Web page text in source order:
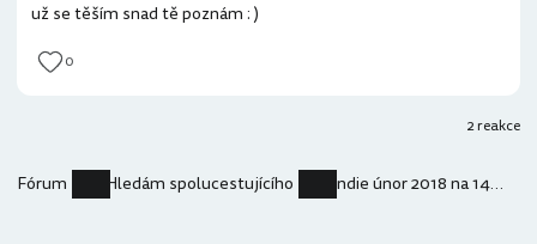
už se těším snad tě poznám : )
0
2 reakce
Fórum Hledám spolucestujícího Indie únor 2018 na 14 dní